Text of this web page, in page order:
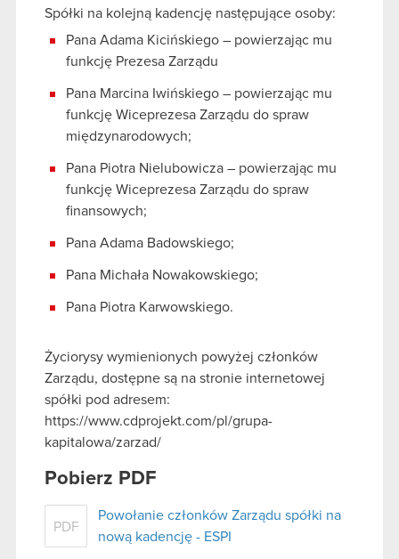
Spółki na kolejną kadencję następujące osoby:
Pana Adama Kicińskiego – powierzając mu
funkcję Prezesa Zarządu
Pana Marcina Iwińskiego – powierzając mu
funkcję Wiceprezesa Zarządu do spraw
międzynarodowych;
Pana Piotra Nielubowicza – powierzając mu
funkcję Wiceprezesa Zarządu do spraw
finansowych;
Pana Adama Badowskiego;
Pana Michała Nowakowskiego;
Pana Piotra Karwowskiego.
Życiorysy wymienionych powyżej członków
Zarządu, dostępne są na stronie internetowej
spółki pod adresem:
https://www.cdprojekt.com/pl/grupa-
kapitalowa/zarzad/
Pobierz PDF
PDF
Powołanie członków Zarządu spółki na
nową kadencję - ESPI